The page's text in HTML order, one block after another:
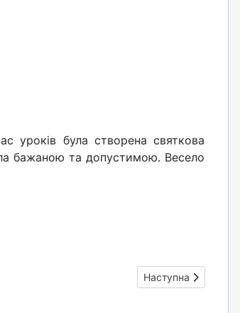
уроків була створена святкова
бажаною та допустимою. Весело
Наступна стаття:
Наступна